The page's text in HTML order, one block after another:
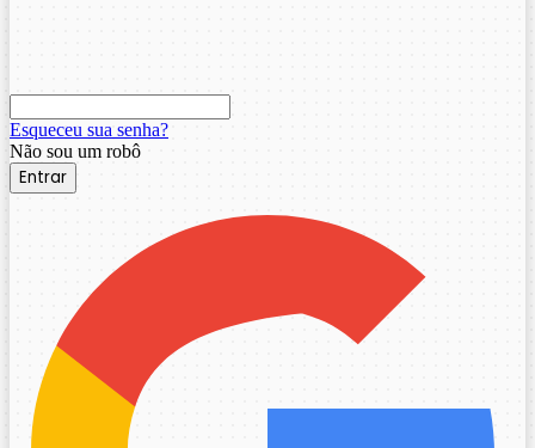
Esqueceu sua senha?
Não sou um robô
Entrar